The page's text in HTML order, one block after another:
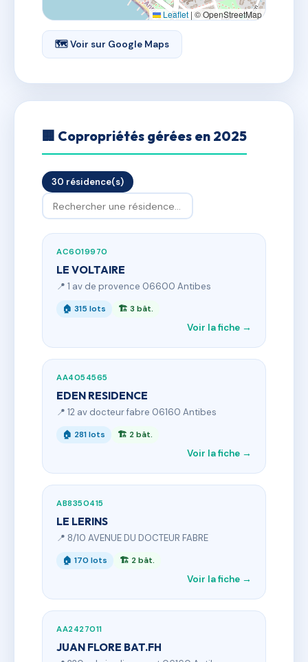
Leaflet | © OpenStreetMap
🗺 Voir sur Google Maps
🏢 Copropriétés gérées en 2025
30 résidence(s)
AC6019970
LE VOLTAIRE
📍 1 av de provence 06600 Antibes
🏠 315 lots 🏗 3 bât.
Voir la fiche →
AA4054565
EDEN RESIDENCE
📍 12 av docteur fabre 06160 Antibes
🏠 281 lots 🏗 2 bât.
Voir la fiche →
AB8350415
LE LERINS
📍 8/10 AVENUE DU DOCTEUR FABRE
🏠 170 lots 🏗 2 bât.
Voir la fiche →
AA2427011
JUAN FLORE BAT.FH